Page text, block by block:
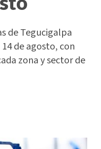
de Tegucigalpa
de agosto, con
zona y sector de